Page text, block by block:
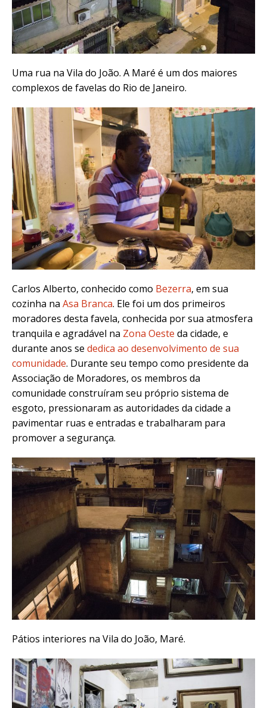
Uma rua na Vila do João. A Maré é um dos maiores
complexos de favelas do Rio de Janeiro.
Carlos Alberto, conhecido como Bezerra, em sua
cozinha na Asa Branca. Ele foi um dos primeiros
moradores desta favela, conhecida por sua atmosfera
tranquila e agradável na Zona Oeste da cidade, e
durante anos se dedica ao desenvolvimento de sua
comunidade. Durante seu tempo como presidente da
Associação de Moradores, os membros da
comunidade construíram seu próprio sistema de
esgoto, pressionaram as autoridades da cidade a
pavimentar ruas e entradas e trabalharam para
promover a segurança.
Pátios interiores na Vila do João, Maré.